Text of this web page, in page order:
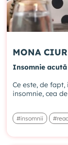
MONA
Insomnie
Ce este, de
insomnie, cea
#insomnii